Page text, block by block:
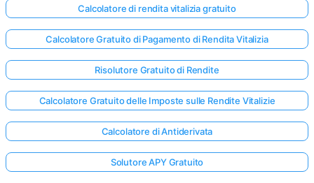
qui!
Calcolatore di rendita vitalizia gratuito
Calcolatore Gratuito di Pagamento di Rendita Vitalizia
Risolutore Gratuito di Rendite
Calcolatore Gratuito delle Imposte sulle Rendite Vitalizie
Calcolatore di Antiderivata
Solutore APY Gratuito